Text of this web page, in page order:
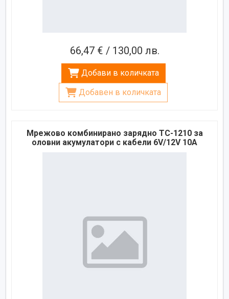
66,47 € / 130,00 лв.
Добави в количката
Добавен в количката
Мрежово комбинирано зарядно TC-1210 за
оловни акумулатори с кабели 6V/12V 10A